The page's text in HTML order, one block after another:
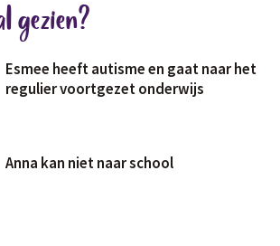
gezien?
Esmee heeft autisme en gaat naar het
regulier voortgezet onderwijs
Anna kan niet naar school